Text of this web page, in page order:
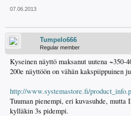
07.06.2013
Tumpelo666
Regular member
Kyseinen näyttö maksanut uutena ~350-
200e näyttöön on vähän kakspiippuinen
http://www.systemastore.fi/
Tuuman pienempi, eri kuvasuhde, mutta
kylläkin 3s pidempi.